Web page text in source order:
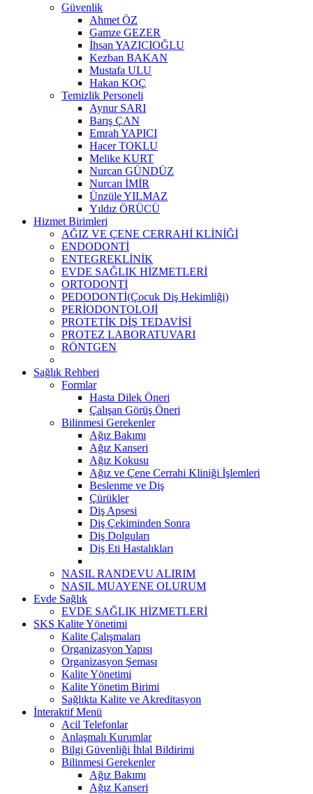
Güvenlik
Ahmet ÖZ
Gamze GEZER
İhsan YAZICIOĞLU
Kezban BAKAN
Mustafa ULU
Hakan KOÇ
Temizlik Personeli
Aynur SARI
Barış ÇAN
Emrah YAPICI
Hacer TOKLU
Melike KURT
Nurcan GÜNDÜZ
Nurcan İMİR
Ünzüle YILMAZ
Yıldız ÖRÜCÜ
Hizmet Birimleri
AĞIZ VE ÇENE CERRAHİ KLİNİĞİ
ENDODONTİ
ENTEGREKLİNİK
EVDE SAĞLIK HİZMETLERİ
ORTODONTİ
PEDODONTİ(Çocuk Diş Hekimliği)
PERİODONTOLOJİ
PROTETİK DİŞ TEDAVİSİ
PROTEZ LABORATUVARI
RÖNTGEN
Sağlık Rehberi
Formlar
Hasta Dilek Öneri
Çalışan Görüş Öneri
Bilinmesi Gerekenler
Ağız Bakımı
Ağız Kanseri
Ağız Kokusu
Ağız ve Çene Cerrahi Kliniği İşlemleri
Beslenme ve Diş
Çürükler
Diş Apsesi
Diş Çekiminden Sonra
Diş Dolguları
Diş Eti Hastalıkları
NASIL RANDEVU ALIRIM
NASIL MUAYENE OLURUM
Evde Sağlık
EVDE SAĞLIK HİZMETLERİ
SKS Kalite Yönetimi
Kalite Çalışmaları
Organizasyon Yapısı
Organizasyon Şeması
Kalite Yönetimi
Kalite Yönetim Birimi
Sağlıkta Kalite ve Akreditasyon
İnteraktif Menü
Acil Telefonlar
Anlaşmalı Kurumlar
Bilgi Güvenliği İhlal Bildirimi
Bilinmesi Gerekenler
Ağız Bakımı
Ağız Kanseri